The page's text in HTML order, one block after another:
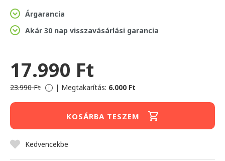
Árgarancia
Akár 30 nap visszavásárlási garancia
17.990 Ft
23.990 Ft i | Megtakarítás: 6.000 Ft
KOSÁRBA TESZEM
Kedvencekbe